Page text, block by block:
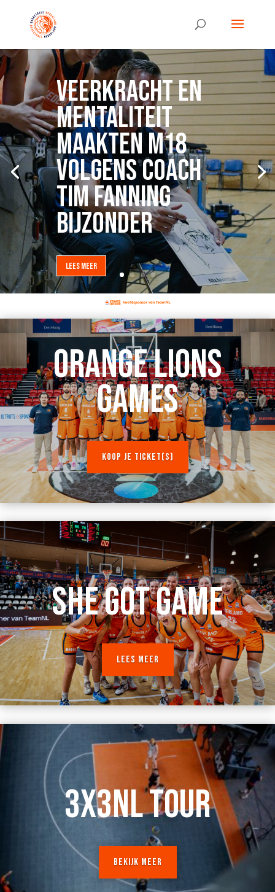
VEERKRACHT EN
MENTALITEIT
MAAKTEN M18
VOLGENS COACH
TIM FANNING
BIJZONDER
LEES MEER
ORANGE LIONS
GAMES
KOOP JE TICKET(S)
SHE GOT GAME
LEES MEER
3X3NL TOUR
BEKIJK MEER